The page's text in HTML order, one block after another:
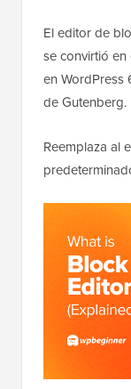
El editor de
se convirtió
en WordPress
de Gutenberg.
Reemplaza al